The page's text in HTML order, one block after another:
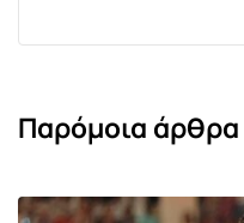
Παρόμοια άρθρα